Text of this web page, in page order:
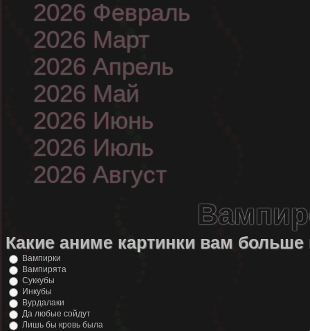
2026 Февраль
2026 Март
2026 Апрель
2026 Май
2026 Июнь
2026 Июль
2026 Август
Какие аниме картинки вам больше
Вампирки
Вампирята
Суккубы
Инкубы
Вурдалаки
Да любые сойдут
Лишь бы кровь была